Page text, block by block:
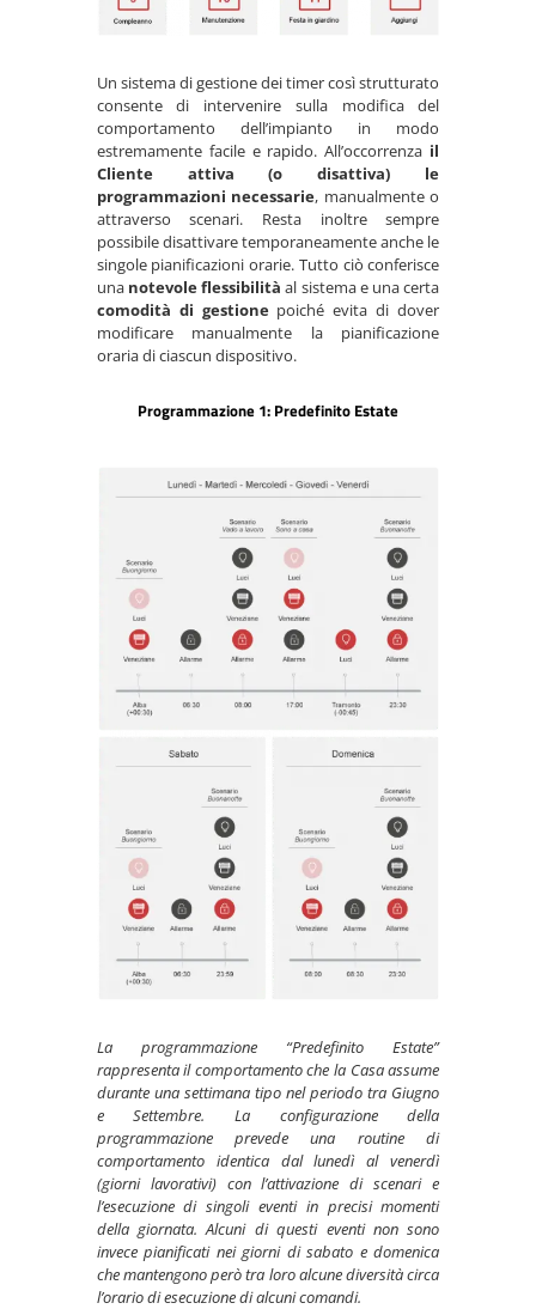
Un sistema di gestione dei timer così strutturato
consente di intervenire sulla modifica del
comportamento dell’impianto in modo
estremamente facile e rapido. All’occorrenza il
Cliente attiva (o disattiva) le
programmazioni necessarie, manualmente o
attraverso scenari. Resta inoltre sempre
possibile disattivare temporaneamente anche le
singole pianificazioni orarie. Tutto ciò conferisce
una notevole flessibilità al sistema e una certa
comodità di gestionepoiché evita di dover
modificare manualmente la pianificazione
oraria di ciascun dispositivo.
Programmazione 1: Predefinito Estate
La programmazione “Predefinito Estate”
rappresenta il comportamento che la Casa assume
durante una settimana tipo nel periodo tra Giugno
e Settembre. La configurazione della
programmazione prevede una routine di
comportamento identica dal lunedì al venerdì
(giorni lavorativi) con l’attivazione di scenari e
l’esecuzione di singoli eventi in precisi momenti
della giornata. Alcuni di questi eventi non sono
invece pianificati nei giorni di sabato e domenica
che mantengono però tra loro alcune diversità circa
l’orario di esecuzione di alcuni comandi.